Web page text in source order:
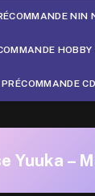
NIN
PRÉCOMMANDE
Yuuka –